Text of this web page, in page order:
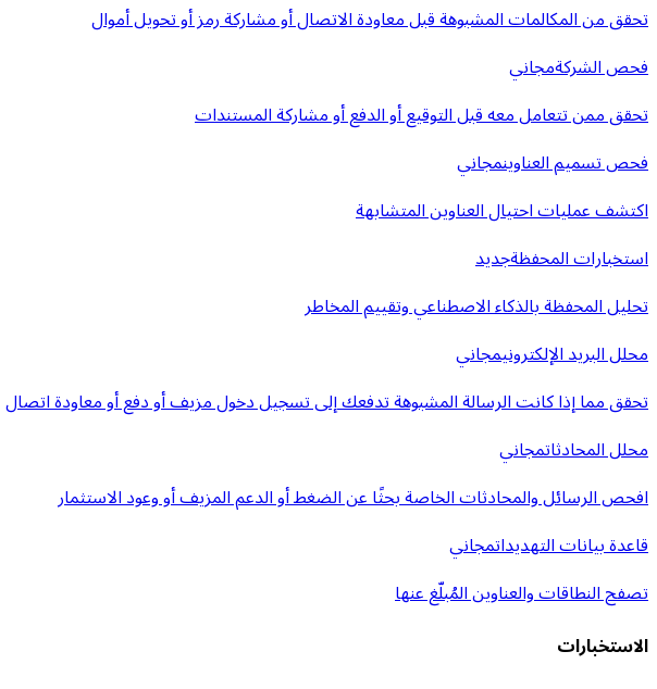
تحقق من المكالمات المشبوهة قبل معاودة الاتصال أو مشاركة رمز أو تحويل أموال
فحص الشركةمجاني
تحقق ممن تتعامل معه قبل التوقيع أو الدفع أو مشاركة المستندات
فحص تسميم العناوينمجاني
اكتشف عمليات احتيال العناوين المتشابهة
استخبارات المحفظةجديد
تحليل المحفظة بالذكاء الاصطناعي وتقييم المخاطر
محلل البريد الإلكترونيمجاني
تحقق مما إذا كانت الرسالة المشبوهة تدفعك إلى تسجيل دخول مزيف أو دفع أو معاودة اتصال
محلل المحادثاتمجاني
افحص الرسائل والمحادثات الخاصة بحثًا عن الضغط أو الدعم المزيف أو وعود الاستثمار
قاعدة بيانات التهديداتمجاني
تصفح النطاقات والعناوين المُبلّغ عنها
الاستخبارات